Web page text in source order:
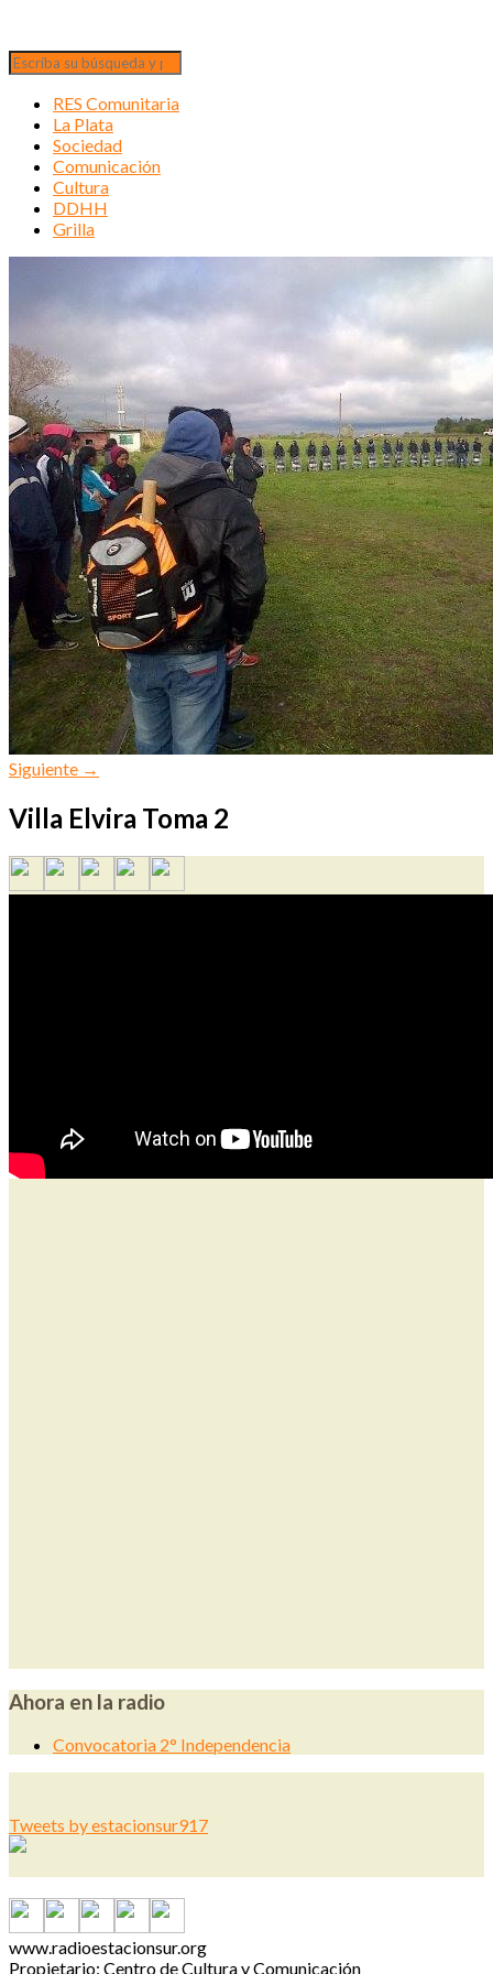
RES Comunitaria
La Plata
Sociedad
Comunicación
Cultura
DDHH
Grilla
Siguiente →
Villa Elvira Toma 2
Ahora en la radio
Convocatoria 2° Independencia
Tweets by estacionsur917
www.radioestacionsur.org
Propietario: Centro de Cultura y Comunicación